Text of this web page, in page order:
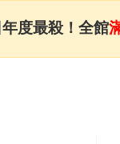
度最殺！全館